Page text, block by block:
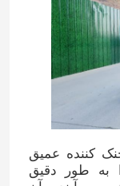
کننده عمیق
به طور دقیق